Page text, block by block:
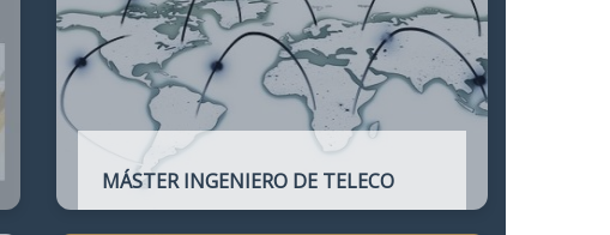
MÁSTER INGENIERO DE TELECO